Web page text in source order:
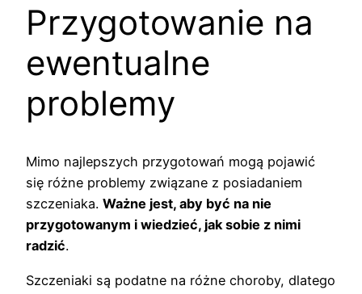
Przygotowanie na
ewentualne
problemy
Mimo najlepszych przygotowań mogą pojawić
się różne problemy związane z posiadaniem
szczeniaka. Ważne jest, aby być na nie
przygotowanym i wiedzieć, jak sobie z nimi
radzić.
Szczeniaki są podatne na różne choroby, dlatego